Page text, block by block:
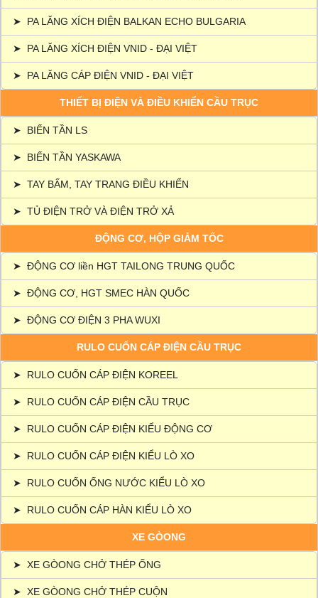
➤ PA LĂNG XÍCH ĐIỆN BALKAN ECHO BULGARIA
➤ PA LĂNG XÍCH ĐIỆN VNID - ĐẠI VIỆT
➤ PA LĂNG CÁP ĐIỆN VNID - ĐẠI VIỆT
THIẾT BỊ ĐIỆN VÀ ĐIỀU KHIỂN CẦU TRỤC
➤ BIẾN TẦN LS
➤ BIẾN TẦN YASKAWA
➤ TAY BẤM, TAY TRANG ĐIỀU KHIỂN
➤ TỦ ĐIỆN TRỞ VÀ ĐIỆN TRỞ XẢ
ĐỘNG CƠ, HỘP GIẢM TỐC
➤ ĐỘNG CƠ liền HGT TAILONG TRUNG QUỐC
➤ ĐỘNG CƠ, HGT SMEC HÀN QUỐC
➤ ĐỘNG CƠ ĐIỆN 3 PHA WUXI
RULO CUỐN CÁP ĐIỆN CẦU TRỤC
➤ RULO CUỐN CÁP ĐIỆN KOREEL
➤ RULO CUỐN CÁP ĐIỆN CẦU TRỤC
➤ RULO CUỐN CÁP ĐIỆN KIỂU ĐỘNG CƠ
➤ RULO CUỐN CÁP ĐIỆN KIỂU LÒ XO
➤ RULO CUỐN ỐNG NƯỚC KIỂU LÒ XO
➤ RULO CUỐN CÁP HÀN KIỂU LÒ XO
XE GÒONG
➤ XE GÒONG CHỞ THÉP ỐNG
➤ XE GÒONG CHỞ THÉP CUỘN